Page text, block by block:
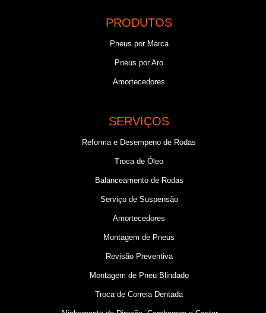
PRODUTOS
Pneus por Marca
Pneus por Aro
Amortecedores
SERVIÇOS
Reforma e Desempeno de Rodas
Troca de Óleo
Balanceamento de Rodas
Serviço de Suspensão
Amortecedores
Montagem de Pneus
Revisão Preventiva
Montagem de Pneu Blindado
Troca de Correia Dentada